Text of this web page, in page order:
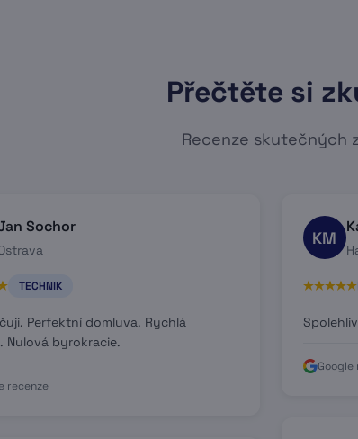
Přečtěte si
Recenze skutečných
Sochor
TECHNIK
Perfektní domluva. Rychlá
Nulová byrokracie.
recenze
KM
Google